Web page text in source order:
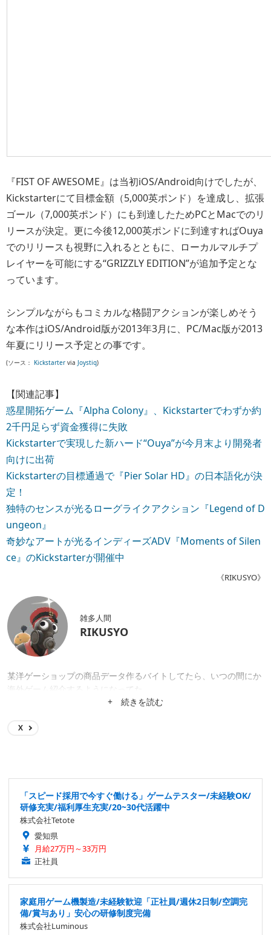
『FIST OF AWESOME』は当初iOS/Android向けでしたが、
Kickstarterにて目標金額（5,000英ポンド）を達成し、拡張
ゴール（7,000英ポンド）にも到達したためPCとMacでのリ
リースが決定。更に今後12,000英ポンドに到達すればOuya
でのリリースも視野に入れるとともに、ローカルマルチプ
レイヤーを可能にする“GRIZZLY EDITION”が追加予定とな
っています。
シンプルながらもコミカルな格闘アクションが楽しめそう
な本作はiOS/Android版が2013年3月に、PC/Mac版が2013
年夏にリリース予定との事です。
(ソース： Kickstarter via Joystiq)
【関連記事】
惑星開拓ゲーム『Alpha Colony』、Kickstarterでわずか約
2千円足らず資金獲得に失敗
Kickstarterで実現した新ハード“Ouya”が今月末より開発者
向けに出荷
Kickstarterの目標通過で『Pier Solar HD』の日本語化が決
定！
独特のセンスが光るローグライクアクション『Legend of D
ungeon』
奇妙なアートが光るインディーズADV『Moments of Silen
ce』のKickstarterが開催中
《RIKUSYO》
雑多人間
RIKUSYO
某洋ゲーショップの商品データ作るバイトしてたら、いつの間にか
海外ゲーム紹介するようになってた。
+ 続きを読む
X
「スピード採用で今すぐ働ける」ゲームテスター/未経験OK/
研修充実/福利厚生充実/20~30代活躍中
株式会社Tetote
愛知県
月給27万円～33万円
正社員
家庭用ゲーム機製造/未経験歓迎「正社員/週休2日制/空調完
備/賞与あり」安心の研修制度完備
株式会社Luminous